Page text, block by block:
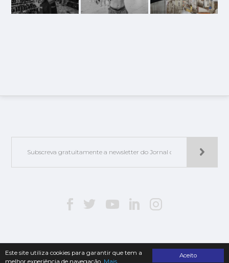
Aceito
Este site utiliza cookies para garantir que tem a
melhor experiência de navegação. Mais